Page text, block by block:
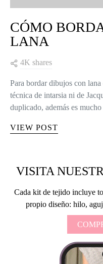
CÓMO
LANA
4K shares
Para bordar dibujos con
técnica de intarsia ni de
duplicado, además es
VIEW POST
VISITA
Cada kit de tejido incluye
propio diseño: hilo,